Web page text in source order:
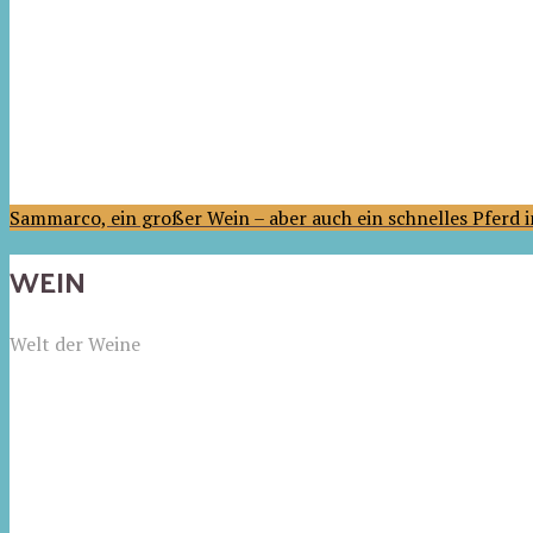
Sammarco, ein großer Wein – aber auch ein schnelles Pferd
WEIN
Welt der Weine